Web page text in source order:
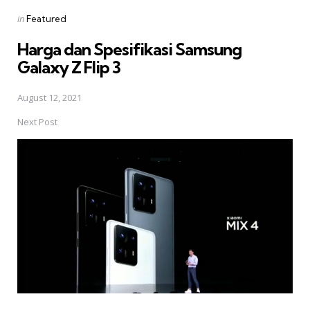
Posted
inFeatured
Harga dan Spesifikasi Samsung
Galaxy Z Flip 3
August 12, 2021
Next Post